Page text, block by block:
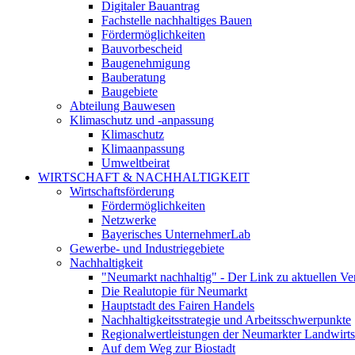
Digitaler Bauantrag
Fachstelle nachhaltiges Bauen
Fördermöglichkeiten
Bauvorbescheid
Baugenehmigung
Bauberatung
Baugebiete
Abteilung Bauwesen
Klimaschutz und -anpassung
Klimaschutz
Klimaanpassung
Umweltbeirat
WIRTSCHAFT & NACHHALTIGKEIT
Wirtschaftsförderung
Fördermöglichkeiten
Netzwerke
Bayerisches UnternehmerLab
Gewerbe- und Industriegebiete
Nachhaltigkeit
"Neumarkt nachhaltig" - Der Link zu aktuellen
Die Realutopie für Neumarkt
Hauptstadt des Fairen Handels
Nachhaltigkeitsstrategie und Arbeitsschwerpunkte
Regionalwertleistungen der Neumarkter
Auf dem Weg zur Biostadt